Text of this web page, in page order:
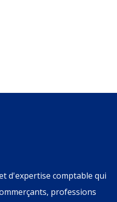
d'expertise comptable qui
professions